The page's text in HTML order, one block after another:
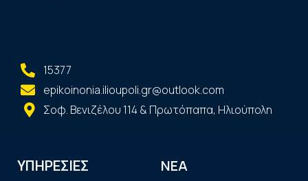
15377
epikoinonia.ilioupoli.gr@outlook.com
Σοφ. Βενιζέλου 114 & Πρωτόπαπα, Ηλιούπολη
ΥΠΗΡΕΣΙΕΣ ΝΕΑ